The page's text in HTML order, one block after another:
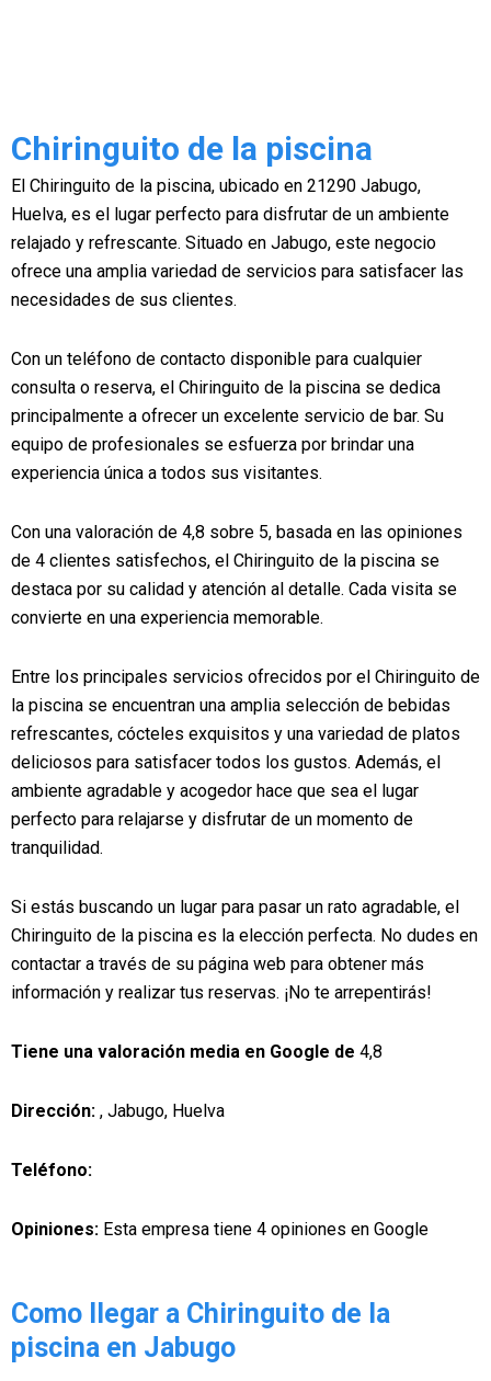
Chiringuito de la piscina
El Chiringuito de la piscina, ubicado en 21290 Jabugo,
Huelva, es el lugar perfecto para disfrutar de un ambiente
relajado y refrescante. Situado en Jabugo, este negocio
ofrece una amplia variedad de servicios para satisfacer las
necesidades de sus clientes.
Con un teléfono de contacto disponible para cualquier
consulta o reserva, el Chiringuito de la piscina se dedica
principalmente a ofrecer un excelente servicio de bar. Su
equipo de profesionales se esfuerza por brindar una
experiencia única a todos sus visitantes.
Con una valoración de 4,8 sobre 5, basada en las opiniones
de 4 clientes satisfechos, el Chiringuito de la piscina se
destaca por su calidad y atención al detalle. Cada visita se
convierte en una experiencia memorable.
Entre los principales servicios ofrecidos por el Chiringuito de
la piscina se encuentran una amplia selección de bebidas
refrescantes, cócteles exquisitos y una variedad de platos
deliciosos para satisfacer todos los gustos. Además, el
ambiente agradable y acogedor hace que sea el lugar
perfecto para relajarse y disfrutar de un momento de
tranquilidad.
Si estás buscando un lugar para pasar un rato agradable, el
Chiringuito de la piscina es la elección perfecta. No dudes en
contactar a través de su página web para obtener más
información y realizar tus reservas. ¡No te arrepentirás!
Tiene una valoración media en Google de 4,8
Dirección: , Jabugo, Huelva
Teléfono:
Opiniones: Esta empresa tiene 4 opiniones en Google
Como llegar a Chiringuito de la
piscina en Jabugo